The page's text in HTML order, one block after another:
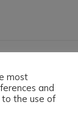
most
and
to the use of